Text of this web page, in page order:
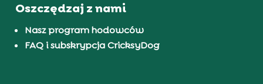
Oszczędzaj z nami
Nasz program hodowców
FAQ i subskrypcja CricksyDog